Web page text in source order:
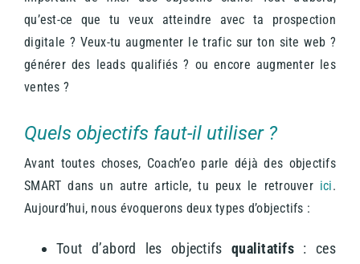
qu’est-ce que tu veux atteindre avec ta prospection
digitale ? Veux-tu augmenter le trafic sur ton site web ?
générer des leads qualifiés ? ou encore augmenter les
ventes ?
Quels objectifs faut-il utiliser ?
Avant toutes choses, Coach’eo parle déjà des objectifs
SMART dans un autre article, tu peux le retrouver ici.
Aujourd’hui, nous évoquerons deux types d’objectifs :
Tout d’abord les objectifsqualitatifs : ces